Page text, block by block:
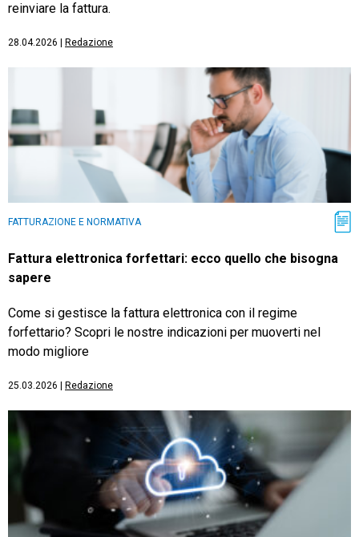
reinviare la fattura.
28.04.2026 Redazione
FATTURAZIONE E NORMATIVA
Fattura elettronica forfettari: ecco quello che bisogna
sapere
Come si gestisce la fattura elettronica con il regime
forfettario? Scopri le nostre indicazioni per muoverti nel
modo migliore
25.03.2026 Redazione